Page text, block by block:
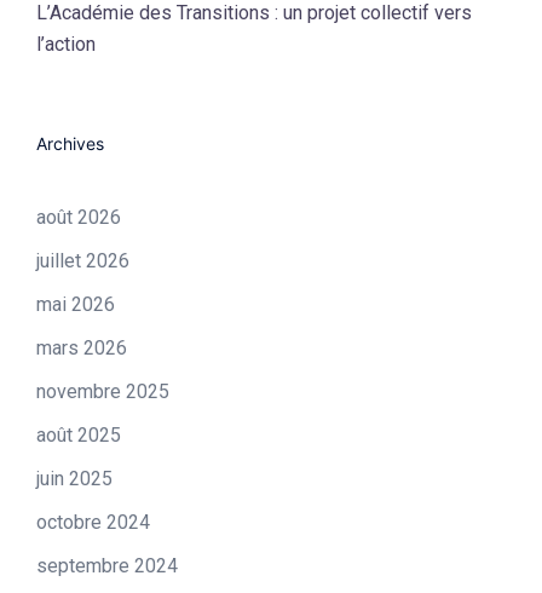
L’Académie des Transitions : un projet collectif vers
l’action
Archives
août 2026
juillet 2026
mai 2026
mars 2026
novembre 2025
août 2025
juin 2025
octobre 2024
septembre 2024